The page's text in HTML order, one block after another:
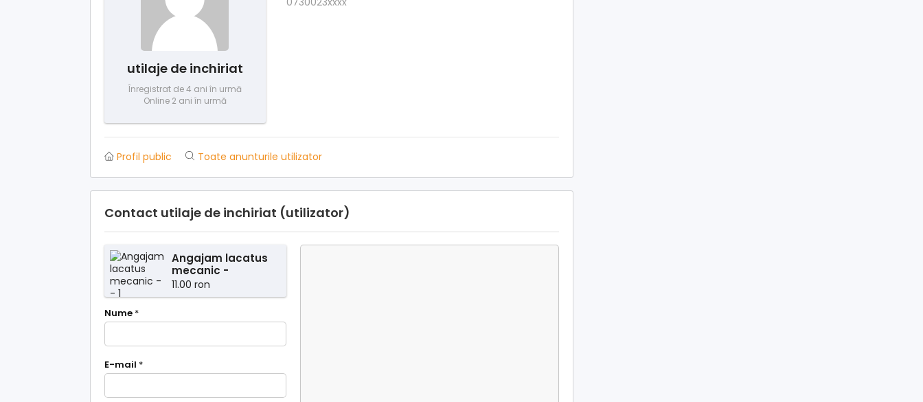
utilaje de inchiriat
Înregistrat de 4 ani în urmă
Online 2 ani în urmă
Profil public Toate anunturile utilizator
Contact utilaje de inchiriat (utilizator)
Angajam lacatus
mecanic -
11.00 ron
Nume *
E-mail *